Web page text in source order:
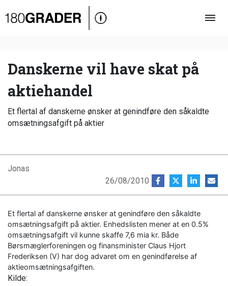
Oversigt
Debat
Video
Podcast
Danskerne vil have skat på
aktiehandel
Et flertal af danskerne ønsker at genindføre den såkaldte
omsætningsafgift på aktier
Jonas
26/08/2010
Et flertal af danskerne ønsker at genindføre den såkaldte
omsætningsafgift på aktier. Enhedslisten mener at en 0.5%
omsætningsafgift vil kunne skaffe 7,6 mia kr. Både
Børsmæglerforeningen og finansminister Claus Hjort
Frederiksen (V) har dog advaret om en genindførelse af
aktieomsætningsafgiften.
Kilde: